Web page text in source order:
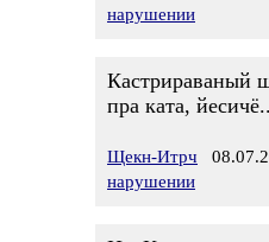
нарушении
Кастрираваный
пра ката,
Щекн-Итрч
нарушении